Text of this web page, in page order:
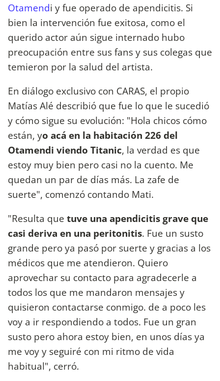
Otamendi y fue operado de apendicitis. Si
bien la intervención fue exitosa, como el
querido actor aún sigue internado hubo
preocupación entre sus fans y sus colegas que
temieron por la salud del artista.
En diálogo exclusivo con CARAS, el propio
Matías Alé describió que fue lo que le sucedió
y cómo sigue su evolución: "Hola chicos cómo
están, yo acá en la habitación 226 del
Otamendi viendo Titanic, la verdad es que
estoy muy bien pero casi no la cuento. Me
quedan un par de días más. La zafe de
suerte", comenzó contando Mati.
"Resulta que tuve una apendicitis grave que
casi deriva en una peritonitis. Fue un susto
grande pero ya pasó por suerte y gracias a los
médicos que me atendieron. Quiero
aprovechar su contacto para agradecerle a
todos los que me mandaron mensajes y
quisieron contactarse conmigo. de a poco les
voy a ir respondiendo a todos. Fue un gran
susto pero ahora estoy bien, en unos días ya
me voy y seguiré con mi ritmo de vida
habitual", cerró.